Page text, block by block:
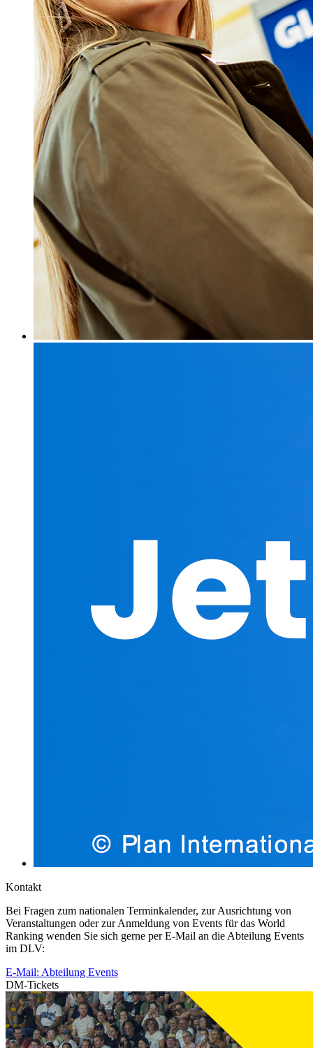
Kontakt
Bei Fragen zum nationalen Terminkalender, zur Ausrichtung von
Veranstaltungen oder zur Anmeldung von Events für das World
Ranking wenden Sie sich gerne per E-Mail an die Abteilung Events
im DLV:
E-Mail: Abteilung Events
DM-Tickets